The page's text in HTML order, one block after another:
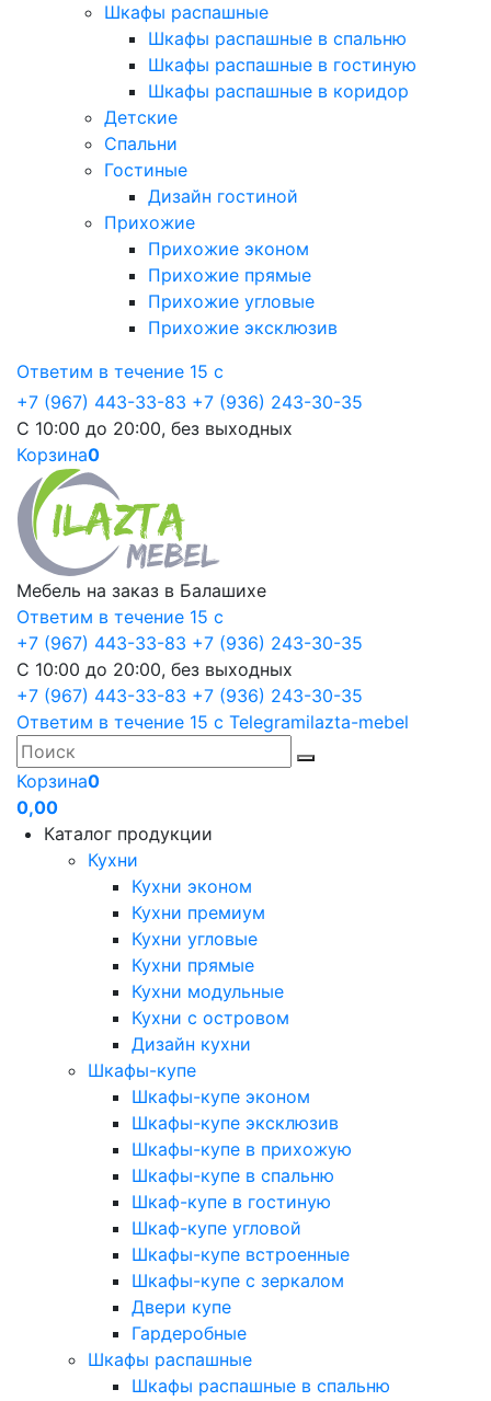
Шкафы распашные
Шкафы распашные в спальню
Шкафы распашные в гостиную
Шкафы распашные в коридор
Детские
Спальни
Гостиные
Дизайн гостиной
Прихожие
Прихожие эконом
Прихожие прямые
Прихожие угловые
Прихожие эксклюзив
Ответим в течение 15 с
+7 (967) 443-33-83 +7 (936) 243-30-35
С 10:00 до 20:00, без выходных
Корзина0
Мебель на заказ в Балашихе
Ответим в течение 15 с
+7 (967) 443-33-83 +7 (936) 243-30-35
С 10:00 до 20:00, без выходных
+7 (967) 443-33-83 +7 (936) 243-30-35
Ответим в течение 15 с Telegramilazta-mebel
Корзина0
0,00
Каталог продукции
Кухни
Кухни эконом
Кухни премиум
Кухни угловые
Кухни прямые
Кухни модульные
Кухни с островом
Дизайн кухни
Шкафы-купе
Шкафы-купе эконом
Шкафы-купе эксклюзив
Шкафы-купе в прихожую
Шкафы-купе в спальню
Шкаф-купе в гостиную
Шкаф-купе угловой
Шкафы-купе встроенные
Шкафы-купе с зеркалом
Двери купе
Гардеробные
Шкафы распашные
Шкафы распашные в спальню